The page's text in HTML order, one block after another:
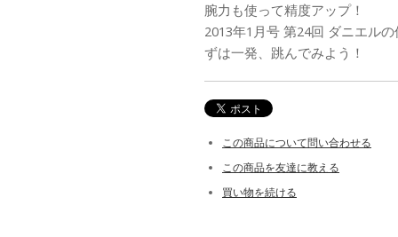
腕力も使って精度アップ！
2013年1月号 第24回 ダニエル
ずは一発、跳んでみよう！
この商品について問い合わせる
この商品を友達に教える
買い物を続ける